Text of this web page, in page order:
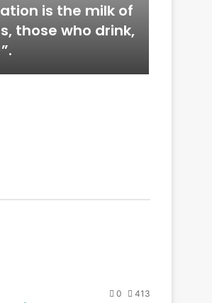
is the milk of
those who drink,
0 413